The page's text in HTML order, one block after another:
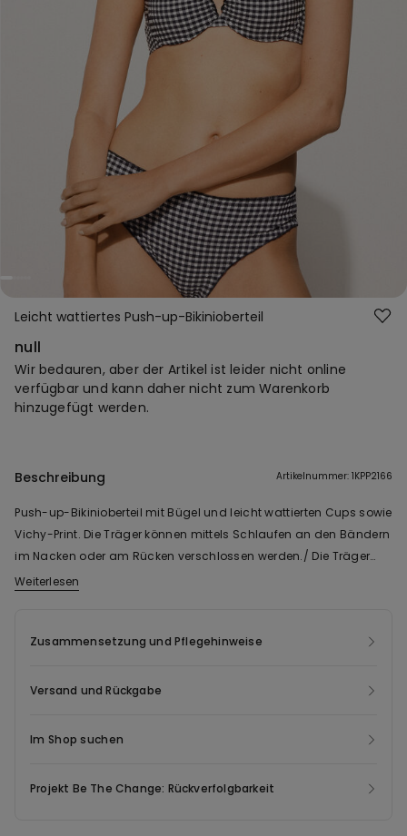
Leicht wattiertes Push-up-Bikinioberteil
null
Wir bedauren, aber der Artikel ist leider nicht online
verfügbar und kann daher nicht zum Warenkorb
hinzugefügt werden.
Beschreibung Artikelnummer: 1KPP2166
Push-up-Bikinioberteil mit Bügel und leicht wattierten Cups sowie
Vichy-Print. Die Träger können mittels Schlaufen an den Bändern
im Nacken oder am Rücken verschlossen werden./ Die Träger
und das Unterbrustband sind verstellbar.
Weiterlesen
Zusammensetzung und Pflegehinweise
Versand und Rückgabe
Im Shop suchen
Projekt Be The Change: Rückverfolgbarkeit